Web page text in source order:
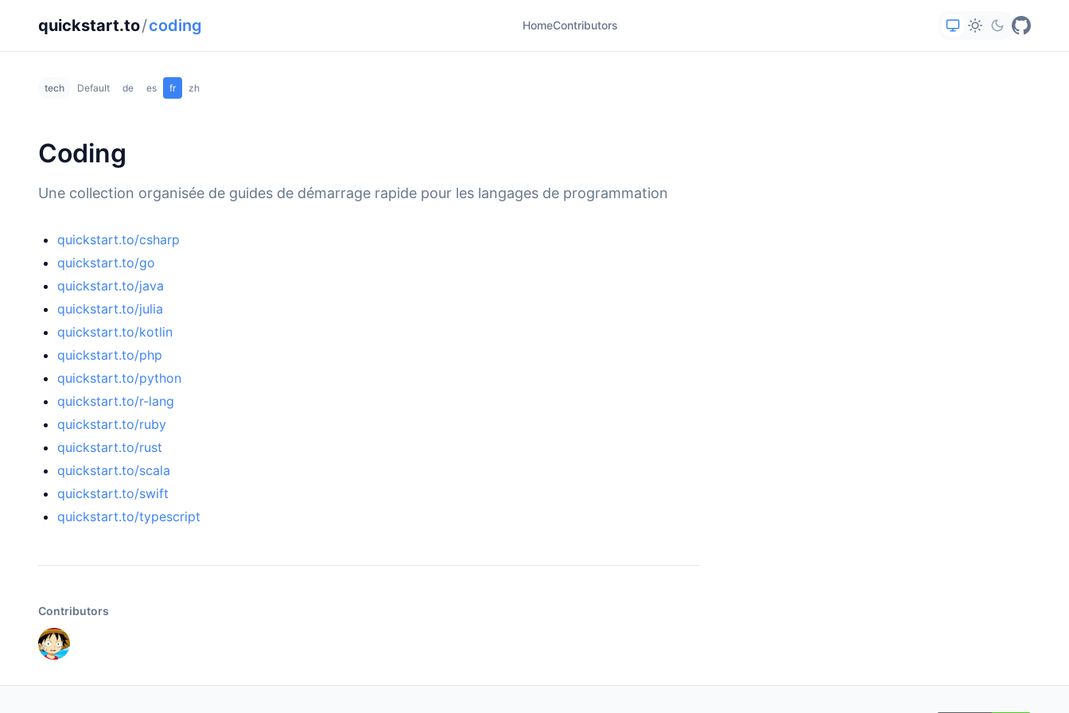
quickstart.to/coding HomeContributors
tech Default de es fr zh
Coding
Une collection organisée de guides de démarrage rapide pour les langages de programmation
quickstart.to/csharp
quickstart.to/go
quickstart.to/java
quickstart.to/julia
quickstart.to/kotlin
quickstart.to/php
quickstart.to/python
quickstart.to/r-lang
quickstart.to/ruby
quickstart.to/rust
quickstart.to/scala
quickstart.to/swift
quickstart.to/typescript
Contributors